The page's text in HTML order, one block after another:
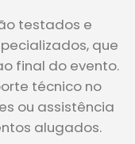
testados e
que
final do evento.
técnico no
ou assistência
alugados.